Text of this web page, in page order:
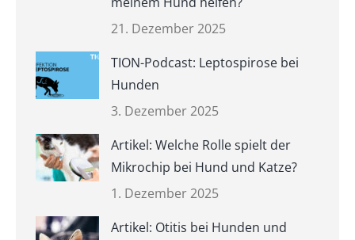
21. Dezember 2025
TION-Podcast: Leptospirose bei
Hunden
3. Dezember 2025
Artikel: Welche Rolle spielt der
Mikrochip bei Hund und Katze?
1. Dezember 2025
Artikel: Otitis bei Hunden und